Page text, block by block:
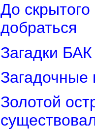
До
добраться
Загадки
Загадочные
Золотой